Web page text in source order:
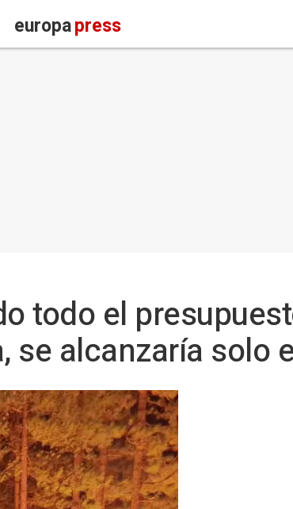
europapress
todo el
alcanzaría solo